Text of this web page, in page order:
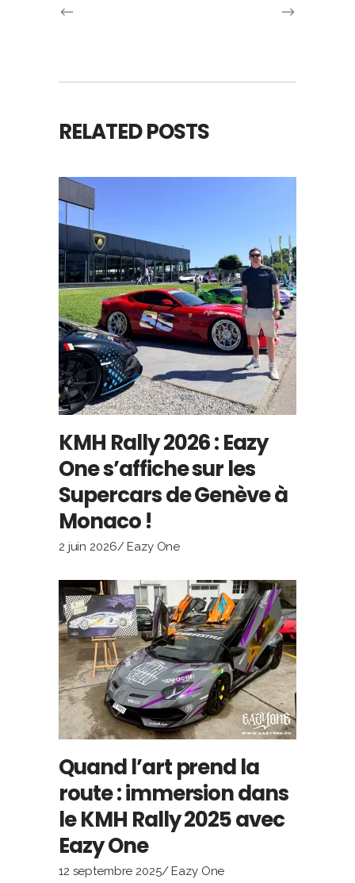
RELATED POSTS
KMH Rally 2026 : Eazy
One s’affiche sur les
Supercars de Genève à
Monaco !
2 juin 2026 Eazy One
Quand l’art prend la
route : immersion dans
le KMH Rally 2025 avec
Eazy One
12 septembre 2025 Eazy One